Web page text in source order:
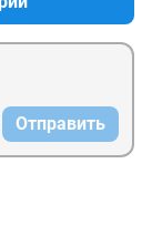
Отправить